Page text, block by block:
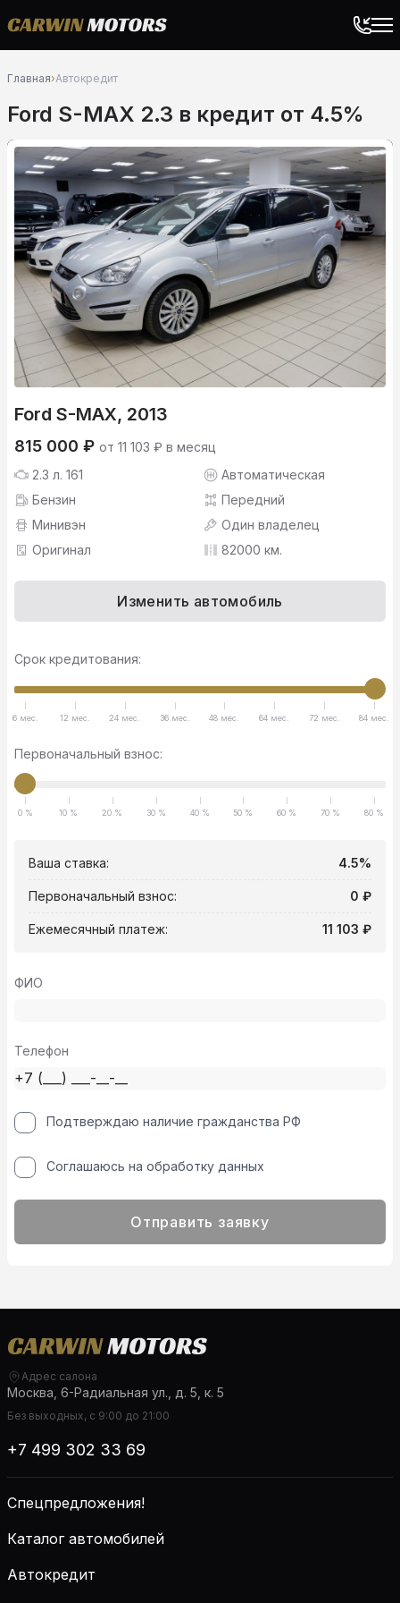
Главная›Автокредит
Ford S-MAX 2.3 в кредит от 4.5%
Ford S-MAX, 2013
815 000 ₽ от 11 103 ₽ в месяц
2.3 л. 161
Автоматическая
Бензин
Передний
Минивэн
Один владелец
Оригинал
82000 км.
Изменить автомобиль
Срок кредитования:
6 мес. 12 мес. 24 мес. 36 мес. 48 мес. 64 мес. 72 мес. 84 мес.
Первоначальный взнос:
0 % 10 % 20 % 30 % 40 % 50 % 60 % 70 % 80 %
Ваша ставка: 4.5%
Первоначальный взнос: 0 ₽
Ежемесячный платеж: 11 103 ₽
ФИО
Телефон
Подтверждаю наличие гражданства РФ
Соглашаюсь на обработку данных
Отправить заявку
Адрес салона
Москва, 6-Радиальная ул., д. 5, к. 5
Без выходных, с 9:00 до 21:00
+7 499 302 33 69
Спецпредложения!
Каталог автомобилей
Автокредит